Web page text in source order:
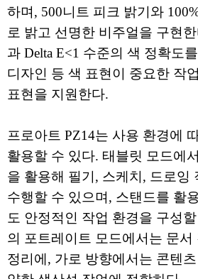
하며, 500니트 피크 밝기와
로 밝고 선명한 비주얼을 구현
과 Delta E<1 수준의 색 정확도
디자인 등 색 표현이 중요한 작
표현을 지원한다.
프로아트 PZ14는 사용 환경에
활용할 수 있다. 태블릿 모드에
을 활용해 필기, 스케치, 드로잉
수행할 수 있으며, 스탠드를 활
도 안정적인 작업 환경을 구성
의 포트레이트 모드에서는 문서
정리에, 가로 방향에서는 콘텐